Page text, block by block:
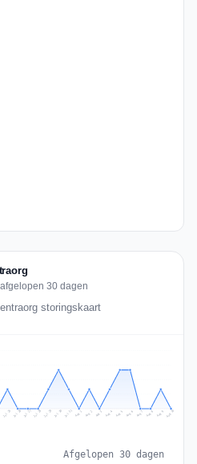
30 dagen
storingskaart
Jul 25 Jul 26 Jul 27 Jul 28 Jul 29 Jul 30 Jul 31 Aug 1 Aug 2 Aug 3 Aug 4 Aug 5 Aug 6 Aug 7 Aug 8 Aug 9 Aug 10
Afgelopen 30 dagen